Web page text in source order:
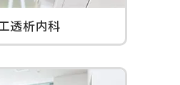
透析内科